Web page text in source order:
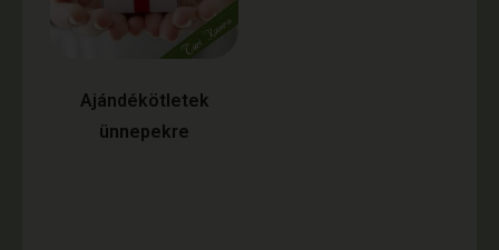
Ajándékötletek
ünnepekre